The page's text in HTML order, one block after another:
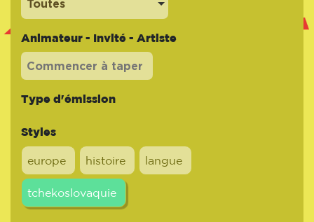
Toutes
Animateur - Invité - Artiste
Type d'émission
Styles
europe histoire langue
tchekoslovaquie